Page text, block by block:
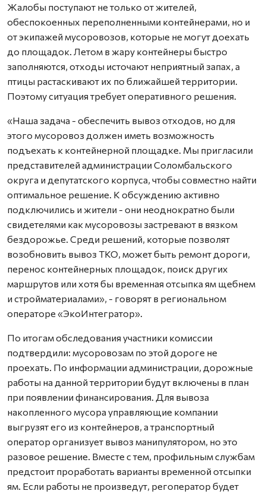
Жалобы поступают не только от жителей,
обеспокоенных переполненными контейнерами, но и
от экипажей мусоровозов, которые не могут доехать
до площадок. Летом в жару контейнеры быстро
заполняются, отходы источают неприятный запах, а
птицы растаскивают их по ближайшей территории.
Поэтому ситуация требует оперативного решения.
«Наша задача - обеспечить вывоз отходов, но для
этого мусоровоз должен иметь возможность
подъехать к контейнерной площадке. Мы пригласили
представителей администрации Соломбальского
округа и депутатского корпуса, чтобы совместно найти
оптимальное решение. К обсуждению активно
подключились и жители - они неоднократно были
свидетелями как мусоровозы застревают в вязком
бездорожье. Среди решений, которые позволят
возобновить вывоз ТКО, может быть ремонт дороги,
перенос контейнерных площадок, поиск других
маршрутов или хотя бы временная отсыпка ям щебнем
и стройматериалами», - говорят в региональном
операторе «ЭкоИнтегратор».
По итогам обследования участники комиссии
подтвердили: мусоровозам по этой дороге не
проехать. По информации администрации, дорожные
работы на данной территории будут включены в план
при появлении финансирования. Для вывоза
накопленного мусора управляющие компании
выгрузят его из контейнеров, а транспортный
оператор организует вывоз манипулятором, но это
разовое решение. Вместе с тем, профильным службам
предстоит проработать варианты временной отсыпки
ям. Если работы не произведут, регоператор будет